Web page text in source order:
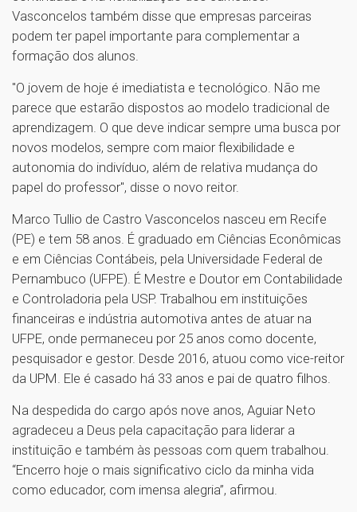
Vasconcelos também disse que empresas parceiras
podem ter papel importante para complementar a
formação dos alunos.
"O jovem de hoje é imediatista e tecnológico. Não me
parece que estarão dispostos ao modelo tradicional de
aprendizagem. O que deve indicar sempre uma busca por
novos modelos, sempre com maior flexibilidade e
autonomia do indivíduo, além de relativa mudança do
papel do professor", disse o novo reitor.
Marco Tullio de Castro Vasconcelos nasceu em Recife
(PE) e tem 58 anos. É graduado em Ciências Econômicas
e em Ciências Contábeis, pela Universidade Federal de
Pernambuco (UFPE). É Mestre e Doutor em Contabilidade
e Controladoria pela USP. Trabalhou em instituições
financeiras e indústria automotiva antes de atuar na
UFPE, onde permaneceu por 25 anos como docente,
pesquisador e gestor. Desde 2016, atuou como vice-reitor
da UPM. Ele é casado há 33 anos e pai de quatro filhos.
Na despedida do cargo após nove anos, Aguiar Neto
agradeceu a Deus pela capacitação para liderar a
instituição e também às pessoas com quem trabalhou.
“Encerro hoje o mais significativo ciclo da minha vida
como educador, com imensa alegria”, afirmou.